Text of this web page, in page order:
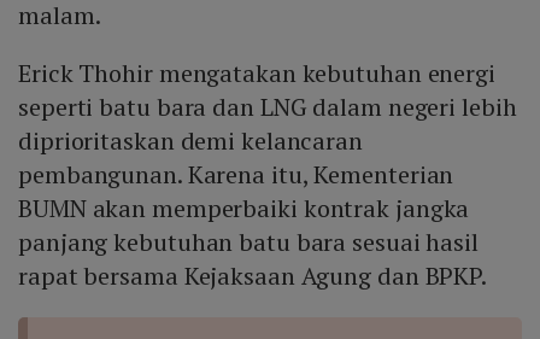
malam.
Erick Thohir mengatakan kebutuhan energi
seperti batu bara dan LNG dalam negeri lebih
diprioritaskan demi kelancaran
pembangunan. Karena itu, Kementerian
BUMN akan memperbaiki kontrak jangka
panjang kebutuhan batu bara sesuai hasil
rapat bersama Kejaksaan Agung dan BPKP.